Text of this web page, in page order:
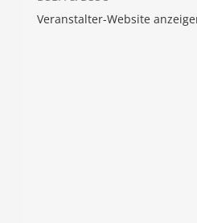
Veranstalter-Website